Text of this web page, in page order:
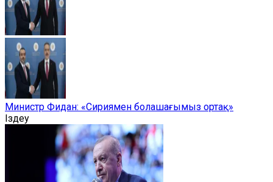
Министр Фидан: «Сириямен болашағымыз ортақ»
Іздеу